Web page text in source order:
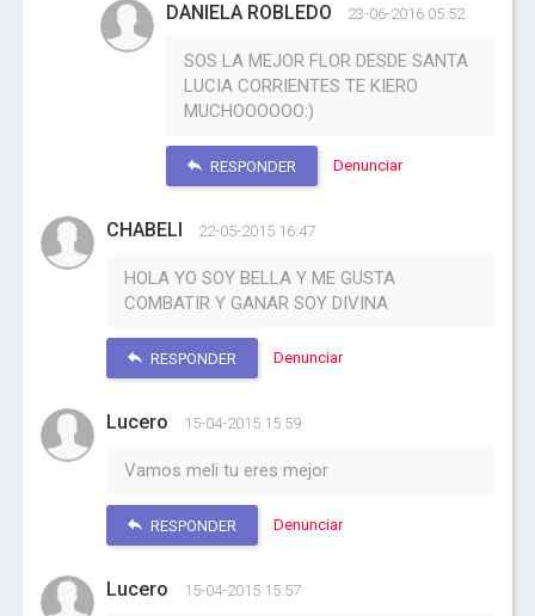
DANIELA ROBLEDO 23-06-2016 05:52
SOS LA MEJOR FLOR DESDE SANTA
LUCIA CORRIENTES TE KIERO
MUCHOOOOOO:)
RESPONDER Denunciar
CHABELI 22-05-2015 16:47
HOLA YO SOY BELLA Y ME GUSTA
COMBATIR Y GANAR SOY DIVINA
RESPONDER Denunciar
Lucero 15-04-2015 15:59
Vamos meli tu eres mejor
RESPONDER Denunciar
Lucero 15-04-2015 15:57